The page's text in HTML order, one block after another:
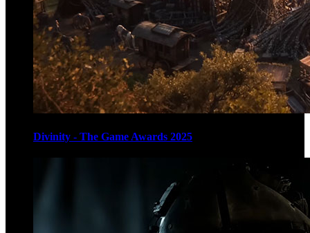
Divinity - The Game Awards 2025